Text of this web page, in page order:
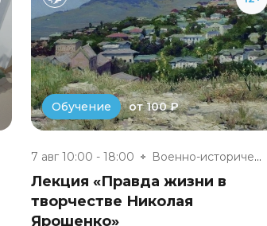
Обучение от 100 ₽
7 авг 10:00 - 18:00 Военно-исторический музей «Юхн...
Лекция «Правда жизни в
творчестве Николая
Ярошенко»